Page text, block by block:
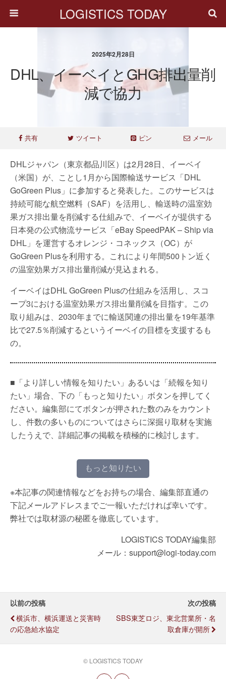
LOGISTICS TODAY
2025年2月28日
DHL、イーベイとGHG排出量削
減で協力
共有 ツイート ピン メール
DHLジャパン（東京都品川区）は2月28日、イーベイ
（米国）が、ことし1月から国際輸送サービス「DHL
GoGreen Plus」に参加すると発表した。このサービスは
持続可能な航空燃料（SAF）を活用し、輸送時の温室効
果ガス排出量を削減する仕組みで、イーベイが提供する
日本発の公式物流サービス「eBay SpeedPAK – Ship via
DHL」を運営するオレンジ・コネックス（OC）が
GoGreen Plusを利用する。これにより年間500トン近く
の温室効果ガス排出量削減が見込まれる。
イーベイはDHL GoGreen Plusの仕組みを活用し、スコ
ープ3における温室効果ガス排出量削減を目指す。この
取り組みは、2030年までに輸送関連の排出量を19年基準
比で27.5％削減するというイーベイの目標を支援するも
の。
■「より詳しい情報を知りたい」あるいは「続報を知り
たい」場合、下の「もっと知りたい」ボタンを押してく
ださい。編集部にてボタンが押された数のみをカウント
し、件数の多いものについてはさらに深掘り取材を実施
したうえで、詳細記事の掲載を積極的に検討します。
もっと知りたい
※本記事の関連情報などをお持ちの場合、編集部直通の
下記メールアドレスまでご一報いただければ幸いです。
弊社では取材源の秘匿を徹底しています。
LOGISTICS TODAY編集部
メール：support@logi-today.com
以前の投稿
横浜市、横浜運送と災害時
の応急給水協定
次の投稿
SBS東芝ロジ、東北営業所・名
取倉庫が開所
© LOGISTICS TODAY